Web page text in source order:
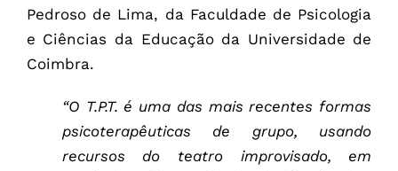
Pedroso de Lima, da Faculdade de Psicologia
e Ciências da Educação da Universidade de
Coimbra.
“O T.P.T. é uma das mais recentes formas
psicoterapêuticas de grupo, usando
recursos do teatro improvisado, em